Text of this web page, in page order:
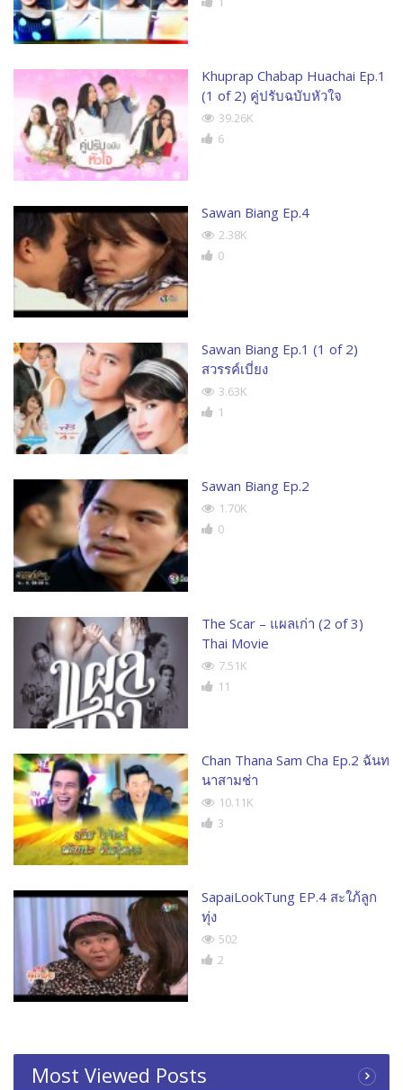
Khuprap Chabap Huachai Ep.1
(1 of 2) คู่ปรับฉบับหัวใจ
39.26K
6
Sawan Biang Ep.4
2.38K
0
Sawan Biang Ep.1 (1 of 2)
สวรรค์เบี่ยง
3.63K
1
Sawan Biang Ep.2
1.70K
0
The Scar – แผลเก่า (2 of 3)
Thai Movie
7.51K
11
Chan Thana Sam Cha Ep.2 ฉันท
นาสามช่า
10.11K
3
SapaiLookTung EP.4 สะใภ้ลูก
ทุ่ง
502
2
Most Viewed Posts